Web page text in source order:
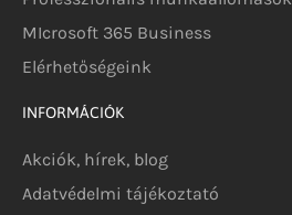
MIcrosoft 365 Business
Elérhetőségeink
INFORMÁCIÓK
Akciók, hírek, blog
Adatvédelmi tájékoztató